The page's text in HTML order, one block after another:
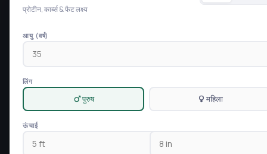
प्रोटीन, कार्ब्स & फैट लक्ष्य
आयु (वर्ष)
लिंग
पुरुष महिला
ऊंचाई